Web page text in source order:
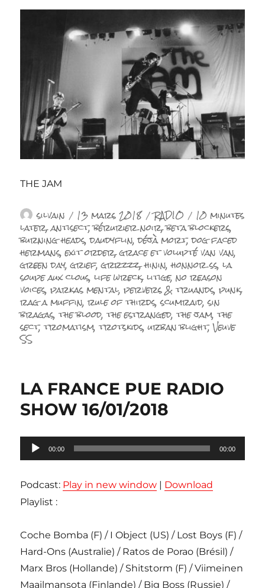
THE JAM
Auteur
silvain Publié
le
13 mars 2018 Catégories
RADIO Étiquettes
10 minutes
later,antisect,bérurier noir,beta blockers,
burning heads,daudyflin,déjà mort,dog faced
hermans,exit order,grace et volupté van van,
green day,grief,grrzzz,hinin,honnor ss,la
soupe aux clous,life wreck,litige,no reason
voices,parkas mental,pervers & truands,punk,
rag a muffin,rule of thirds,scumraid,sin
bragas,the blood,the estranged,the jam,the
sect,tromatism,trotskids,urban blight,Veuve
SS
LA FRANCE PUE RADIO
SHOW 16/01/2018
Lecteur
audio
00:00 00:00
Podcast: Play in new window | Download
Playlist :
Coche Bomba (F) / I Object (US) / Lost Boys (F) /
Hard-Ons (Australie) / Ratos de Porao (Brésil) /
Marx Bros (Hollande) / Shitstorm (F) / Viimeinen
Maailmansota (Finlande) / Big Boss (Russie) /